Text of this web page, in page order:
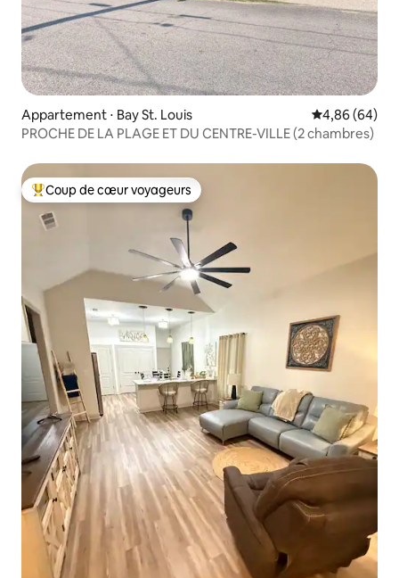
Appartement ⋅ Bay St. Louis Évaluation
4,86 (64)
PROCHE DE LA PLAGE ET DU CENTRE-VILLE (2 chambres)
Coups de cœur voyageurs les plus appréciés
Coup de cœur voyageurs